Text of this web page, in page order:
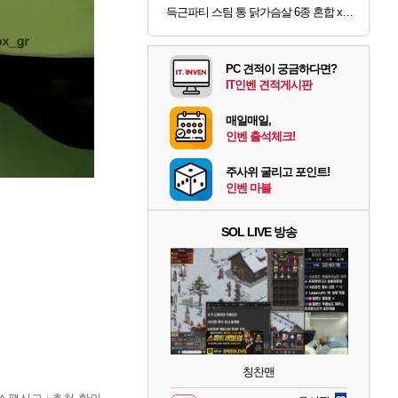
득근파티 스팀 통 닭가슴살 6종 혼합 x 30팩 (1팩당 1,190원)
PC 견적이 궁금하다면?
IT인벤 견적게시판
매일매일,
인벤 출석체크!
주사위 굴리고 포인트!
인벤 마블
SOL LIVE 방송
칭찬맨